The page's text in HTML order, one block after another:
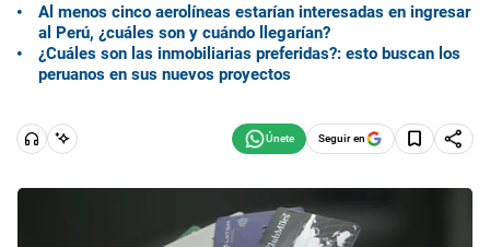
Al menos cinco aerolíneas estarían interesadas en ingresar
al Perú, ¿cuáles son y cuándo llegarían?
¿Cuáles son las inmobiliarias preferidas?: esto buscan los
peruanos en sus nuevos proyectos
Seguir en